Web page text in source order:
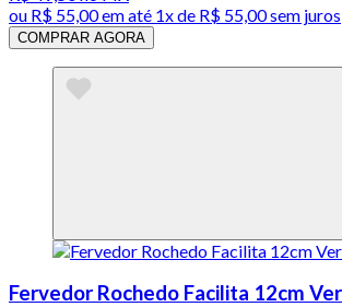
ou R$ 55,00em até 1x de R$ 55,00sem juros
COMPRAR AGORA
Fervedor Rochedo Facilita 12cm